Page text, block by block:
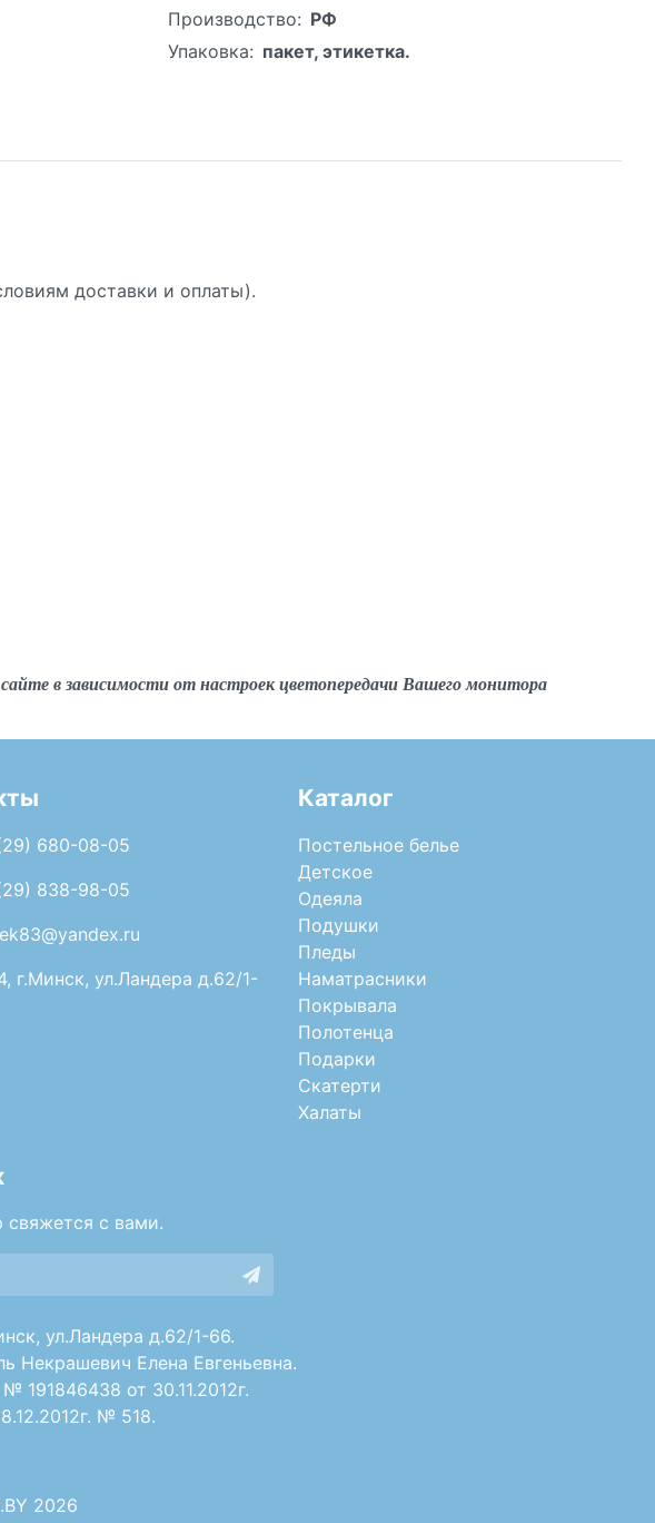
Производство: РФ
Упаковка: пакет, этикетка.
доставки и оплаты).
в зависимости от настроек цветопередачи Вашего монитора
680-08-05
838-98-05
г.Минск, ул.Ландера д.62/1-
Каталог
Постельное белье
Детское
Одеяла
Подушки
Пледы
Наматрасники
Покрывала
Полотенца
Подарки
Скатерти
Халаты
с вами.
ул.Ландера д.62/1-66.
Некрашевич Елена Евгеньевна.
191846438 от 30.11.2012г.
№ 518.
2026